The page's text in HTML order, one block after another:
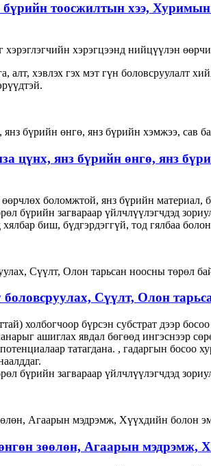
тоосжилтын хээ,
хэрэглэгчийн хэрэгцээнд нийцүүлэн
алт, хэвлэх гэх мэт гүн боловсруулалт
цүнх, янз бүрийн өнгө, янз
боломжтой, янз бүрийн материал,
бүрийн загвараар үйлчлүүлэгчдэд
биш, бүдгэрдэггүй, тод гялбаа
Сүүлт, Олон
холбогчоор бүрсэн субстрат дээр
ашиглах явдал бөгөөд ингэснээр
татагдана. , гадаргын босоо
бүрийн загвараар үйлчлүүлэгчдэд
зөөлөн, Агаарын мэдрэмж,